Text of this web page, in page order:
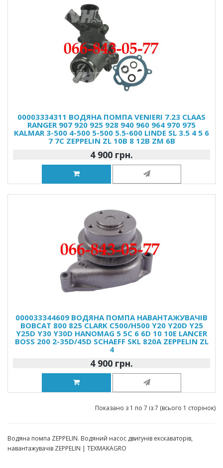
00003334311 ВОДЯНА ПОМПА VENIERI 7.23 CLAAS
RANGER 907 920 925 928 940 960 964 970 975
KALMAR 3-500 4-500 5-500 5.5-600 LINDE SL 3.5 4 5 6
7 7C ZEPPELIN ZL 10B 8 12B ZM 6B
4 900 грн.
000033344609 ВОДЯНА ПОМПА НАВАНТАЖУВАЧІВ
BOBCAT 800 825 CLARK C500/H500 Y20 Y20D Y25
Y25D Y30 Y30D HANOMAG 5 5C 6 6D 10 10E LANCER
BOSS 200 2-35D/45D SCHAEFF SKL 820A ZEPPELIN ZL
4
4 900 грн.
Показано з 1 по 7 із 7 (всього 1 сторінок)
Водяна помпа ZEPPELIN. Водяний насос двигунів екскаваторів,
навантажувачів ZEPPELIN | TEXMAKAGRO